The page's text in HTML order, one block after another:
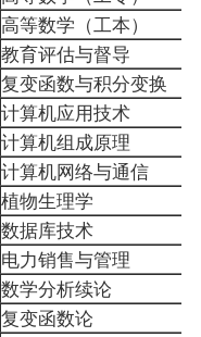
高等数学（工本）
教育评估与督导
复变函数与积分变换
计算机应用技术
计算机组成原理
计算机网络与通信
植物生理学
数据库技术
电力销售与管理
数学分析续论
复变函数论